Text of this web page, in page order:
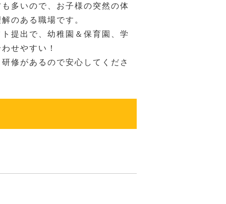
多いので、お子様の突然の体
のある職場です。
提出で、幼稚園＆保育園、学
せやすい！
修があるので安心してくださ